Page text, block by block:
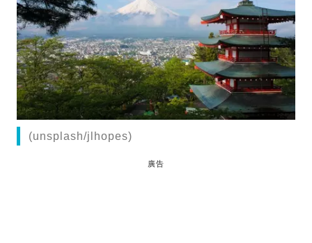
(unsplash/jlhopes)
廣告